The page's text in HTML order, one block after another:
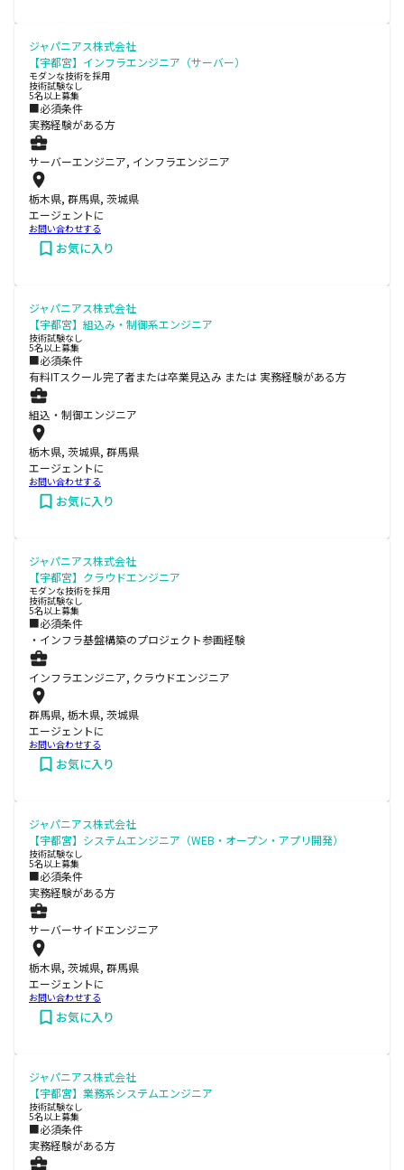
ジャパニアス株式会社
【宇都宮】インフラエンジニア（サーバー）
モダンな技術を採用
技術試験なし
5名以上募集
■必須条件
実務経験がある方
サーバーエンジニア, インフラエンジニア
栃木県, 群馬県, 茨城県
エージェントに
お問い合わせする
お気に入り
ジャパニアス株式会社
【宇都宮】組込み・制御系エンジニア
技術試験なし
5名以上募集
■必須条件
有料ITスクール完了者または卒業見込み または 実務経験がある方
組込・制御エンジニア
栃木県, 茨城県, 群馬県
エージェントに
お問い合わせする
お気に入り
ジャパニアス株式会社
【宇都宮】クラウドエンジニア
モダンな技術を採用
技術試験なし
5名以上募集
■必須条件
・インフラ基盤構築のプロジェクト参画経験
インフラエンジニア, クラウドエンジニア
群馬県, 栃木県, 茨城県
エージェントに
お問い合わせする
お気に入り
ジャパニアス株式会社
【宇都宮】システムエンジニア（WEB・オープン・アプリ開発）
技術試験なし
5名以上募集
■必須条件
実務経験がある方
サーバーサイドエンジニア
栃木県, 茨城県, 群馬県
エージェントに
お問い合わせする
お気に入り
ジャパニアス株式会社
【宇都宮】業務系システムエンジニア
技術試験なし
5名以上募集
■必須条件
実務経験がある方